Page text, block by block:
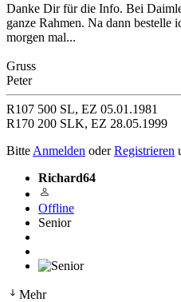
Danke Dir für die Info. Bei
ganze Rahmen. Na dann bestelle
morgen mal...
Gruss
Peter
R107 500 SL, EZ 05.01.1981
R170 200 SLK, EZ 28.05.1999
Bitte Anmelden oderRegistrieren
Richard64
Offline
Senior
Mehr